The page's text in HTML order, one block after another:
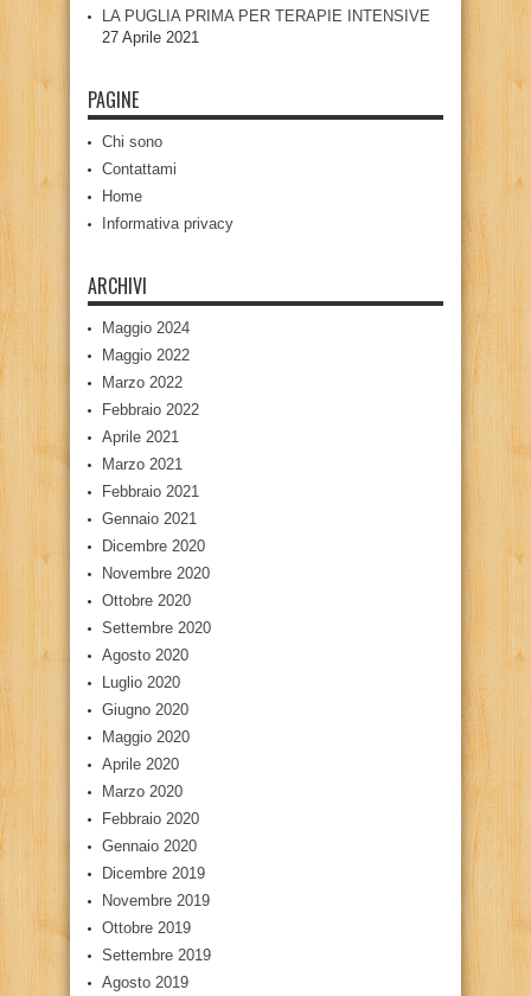
LA PUGLIA PRIMA PER TERAPIE INTENSIVE
27 Aprile 2021
PAGINE
Chi sono
Contattami
Home
Informativa privacy
ARCHIVI
Maggio 2024
Maggio 2022
Marzo 2022
Febbraio 2022
Aprile 2021
Marzo 2021
Febbraio 2021
Gennaio 2021
Dicembre 2020
Novembre 2020
Ottobre 2020
Settembre 2020
Agosto 2020
Luglio 2020
Giugno 2020
Maggio 2020
Aprile 2020
Marzo 2020
Febbraio 2020
Gennaio 2020
Dicembre 2019
Novembre 2019
Ottobre 2019
Settembre 2019
Agosto 2019